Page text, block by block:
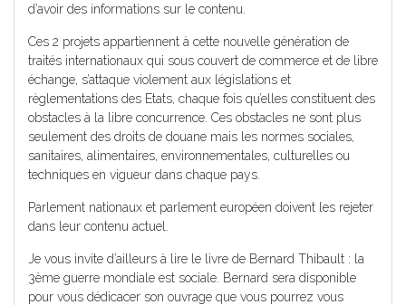
d’avoir des informations sur le contenu.
Ces 2 projets appartiennent à cette nouvelle génération de
traités internationaux qui sous couvert de commerce et de libre
échange, s’attaque violement aux législations et
règlementations des Etats, chaque fois qu’elles constituent des
obstacles à la libre concurrence. Ces obstacles ne sont plus
seulement des droits de douane mais les normes sociales,
sanitaires, alimentaires, environnementales, culturelles ou
techniques en vigueur dans chaque pays.
Parlement nationaux et parlement européen doivent les rejeter
dans leur contenu actuel.
Je vous invite d’ailleurs à lire le livre de Bernard Thibault : la
3ème guerre mondiale est sociale. Bernard sera disponible
pour vous dédicacer son ouvrage que vous pourrez vous